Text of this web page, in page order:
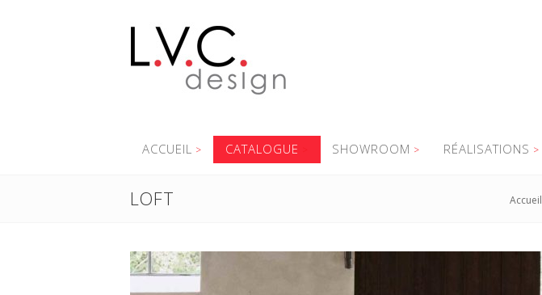
ACCUEIL CATALOGUE SHOWROOM RÉALISATIONS
LOFT Accueil